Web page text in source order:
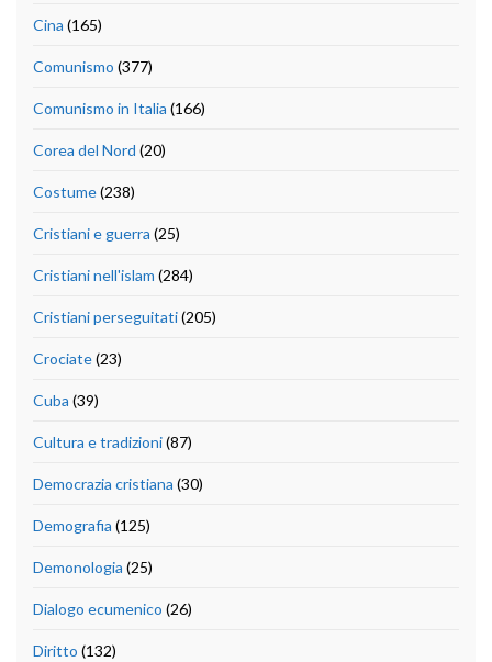
Cina (165)
Comunismo (377)
Comunismo in Italia (166)
Corea del Nord (20)
Costume(238)
Cristiani e guerra (25)
Cristiani nell'islam (284)
Cristiani perseguitati(205)
Crociate(23)
Cuba (39)
Cultura e tradizioni(87)
Democrazia cristiana (30)
Demografia (125)
Demonologia (25)
Dialogo ecumenico (26)
Diritto (132)